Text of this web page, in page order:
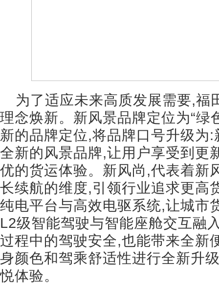
为了适应未来高质发展需要,福
理念焕新。新风景品牌定位为“绿
新的品牌定位,将品牌口号升级为
全新的风景品牌,让用户享受到更
优的货运体验。新风尚,代表着新
长续航的维度,引领行业追求更高
纯电平台与高效电驱系统,让城市
L2级智能驾驶与智能座舱交互融
过程中的驾驶安全,也能带来全新
身颜色和驾乘舒适性进行全新升
悦体验。